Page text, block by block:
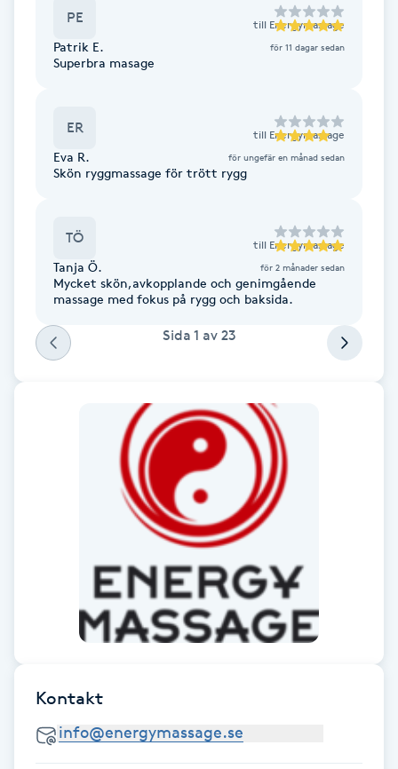
Damklippning
Extensions
Fettreducering
Fibromassage
Fotmassage
PE till Energymassage
Patrik E. för 11 dagar sedan
Superbra masage
ER till Energymassage
Eva R. för ungefär en månad sedan
Skön ryggmassage för trött rygg
TÖ till Energymassage
Tanja Ö. för 2 månader sedan
Mycket skön,avkopplande och genimgående
massage med fokus på rygg och baksida.
Sida 1 av 23
Kontakt